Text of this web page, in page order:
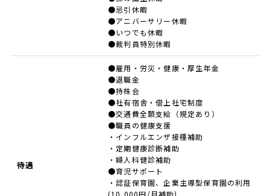
●忌引休暇
●アニバーサリー休暇
●いつでも休暇
●裁判員特別休暇
待遇
●雇用・労災・健康・厚生年金
●退職金
●持株会
●社有宿舎・借上社宅制度
●交通費全額支給（規定あり）
●職員の健康支援
・インフルエンザ接種補助
・定期健康診断補助
・婦人科健診補助
●育児サポート
・認証保育園、企業主導型保育園の利用